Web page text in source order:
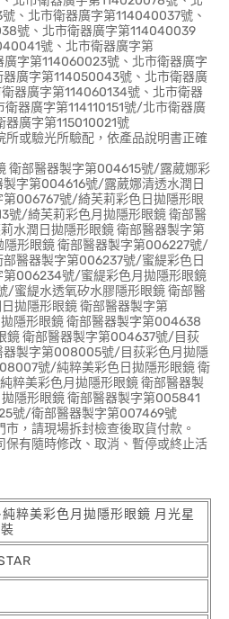
、北市衛器廣字第114040037號、
號、北市衛器廣字第114040039
號、北市衛器廣字第
字第114060023號、北市衛器廣字
廣字第114050043號、北市衛器廣
器廣字第114060134號、北市衛器
器廣字第114110151號/北市衛器廣
廣字第115010021號
所或驗光所驗配，依產品說明書正確
衛部醫器製字第004615號/露葳娜彩
字第004616號/露葳娜清透水潤日
006767號/綺芙莉彩色日拋隱形眼
號/綺芙莉彩色月拋隱形眼鏡 衛部醫
水潤日拋隱形眼鏡 衛部醫器製字第
形眼鏡 衛部醫器製字第006227號/
醫器製字第006237號/蜜緹彩色日
第006234號/蜜緹彩色月拋隱形眼鏡
/蜜緹水透氧矽水膠隱形眼鏡 衛部醫
拋隱形眼鏡 衛部醫器製字第
隱形眼鏡 衛部醫器製字第004638
鏡 衛部醫器製字第004637號/目荻
器製字第008005號/目荻彩色月拋隱
號/純粹美彩色日拋隱形眼鏡 衛
粹美彩色月拋隱形眼鏡 衛部醫器製
隱形眼鏡 衛部醫器製字第005841
號/衛部醫器製字第007469號
，請現場拆封檢查後取貨付款。
保有隨時修改、取消、暫停或終止活
粹美彩色月拋隱形眼鏡 月光星